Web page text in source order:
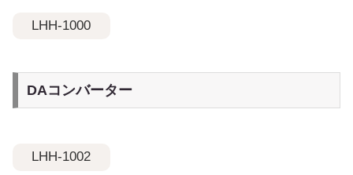
LHH-1000
DAコンバーター
LHH-1002